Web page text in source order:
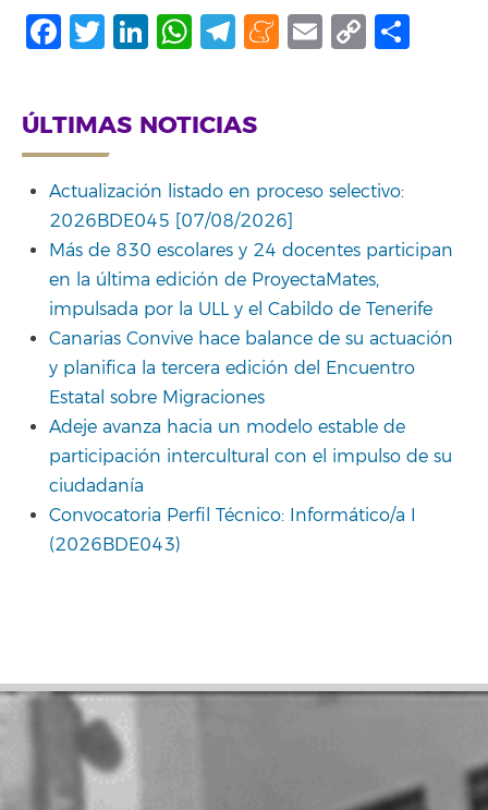
Facebook
Twitter
LinkedIn
WhatsApp
Telegram
Meneame
Email
Copy
ÚLTIMAS NOTICIAS
Actualización listado en proceso selectivo:
2026BDE045 [07/08/2026]
Más de 830 escolares y 24 docentes participan
en la última edición de ProyectaMates,
impulsada por la ULL y el Cabildo de Tenerife
Canarias Convive hace balance de su actuación
y planifica la tercera edición del Encuentro
Estatal sobre Migraciones
Adeje avanza hacia un modelo estable de
participación intercultural con el impulso de su
ciudadanía
Convocatoria Perfil Técnico: Informático/a I
(2026BDE043)